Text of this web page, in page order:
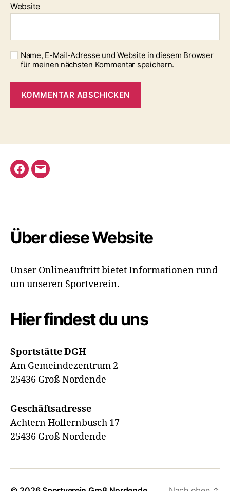
Website
Name, E-Mail-Adresse und Website in diesem Browser
für meinen nächsten Kommentar speichern.
Facebook
E-
Über diese Website
Unser Onlineauftritt bietet Informationen rund
um unseren Sportverein.
Hier findest du uns
Sportstätte DGH
Am Gemeindezentrum 2
25436 Groß Nordende
Geschäftsadresse
Achtern Hollernbusch 17
25436 Groß Nordende